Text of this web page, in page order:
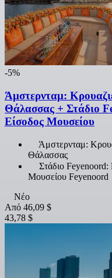
-5%
Άμστερνταμ:
Θάλασσας + Στάδιο
Είσοδος Μουσείου
Άμστερνταμ:
Θάλασσας
Στάδιο
Μουσείου Feyenoord
Νέο
Από 46,09 $
43,78 $